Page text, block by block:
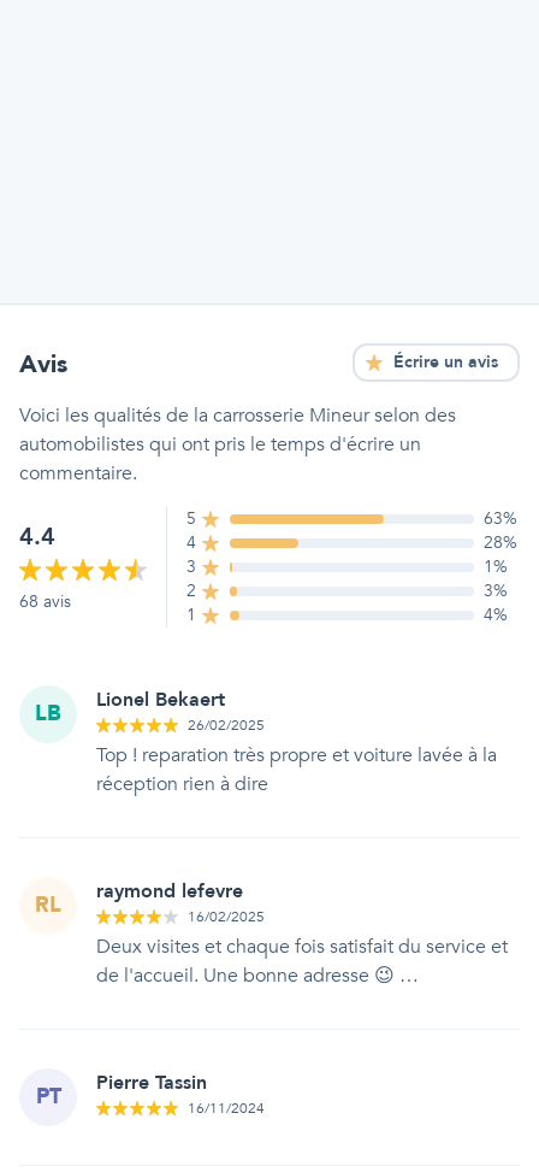
Avis Écrire un avis
Voici les qualitésde la carrosserie Mineurselon des
automobilistes qui ont pris le temps d'écrire un
commentaire.
4.4
68 avis
5 63%
4
28%
3
1%
2
3%
1
4%
LB Lionel Bekaert
26/02/2025
Top ! reparation très propre et voiture lavée à la
réception rien à dire
RL raymond lefevre
16/02/2025
Deux visites et chaque fois satisfait du service et
de l'accueil. Une bonne adresse 😉 …
PT Pierre Tassin
16/11/2024